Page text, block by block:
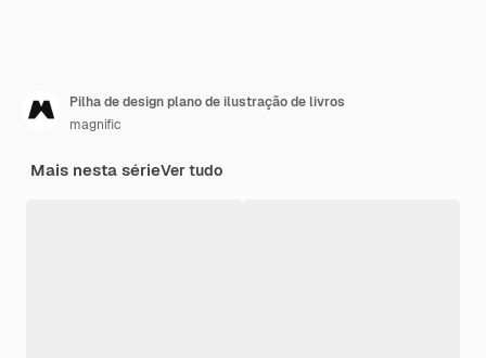
Pilha de design plano de ilustração de livros
magnific
Mais nesta sérieVer tudo